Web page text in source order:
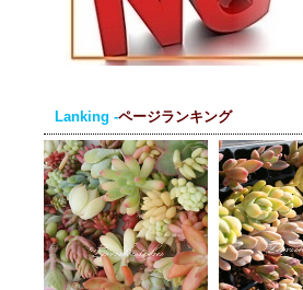
Lanking -ページランキング